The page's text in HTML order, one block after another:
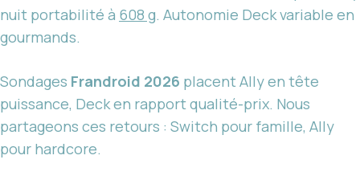
nuit portabilité à 608 g. Autonomie Deck variable en
gourmands.
Sondages Frandroid 2026 placent Ally en tête
puissance, Deck en rapport qualité-prix. Nous
partageons ces retours : Switch pour famille, Ally
pour hardcore.